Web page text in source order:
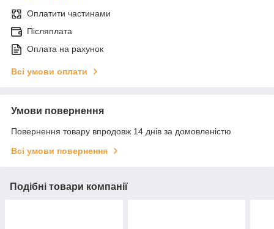
Оплатити частинами
Післяплата
Оплата на рахунок
Всі умови оплати
Умови повернення
Повернення товару впродовж 14 днів за домовленістю
Всі умови повернення
Подібні товари компанії